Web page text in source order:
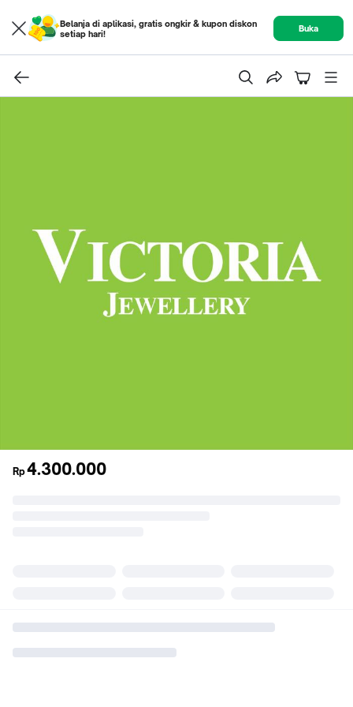
Belanja di aplikasi, gratis ongkir & kupon diskon
setiap hari!
Buka
Rp4.300.000